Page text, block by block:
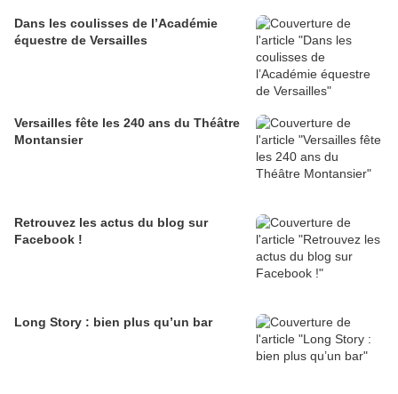
Dans les coulisses de l’Académie
équestre de Versailles
Versailles fête les 240 ans du Théâtre
Montansier
Retrouvez les actus du blog sur
Facebook !
Long Story : bien plus qu’un bar